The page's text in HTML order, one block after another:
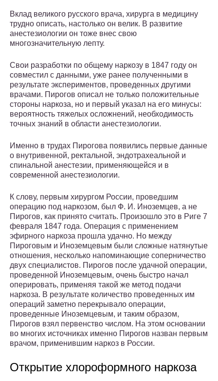
Вклад великого русского врача, хирурга в медицину
трудно описать, настолько он велик. В развитие
анестезиологии он тоже внес свою
многозначительную лепту.
Свои разработки по общему наркозу в 1847 году он
совместил с данными, уже ранее полученными в
результате экспериментов, проведенных другими
врачами. Пирогов описал не только положительные
стороны наркоза, но и первый указал на его минусы:
вероятность тяжелых осложнений, необходимость
точных знаний в области анестезиологии.
Именно в трудах Пирогова появились первые данные
о внутривенной, ректальной, эндотрахеальной и
спинальной анестезии, применяющейся и в
современной анестезиологии.
К слову, первым хирургом России, проведшим
операцию под наркозом, был Ф. И. Иноземцев, а не
Пирогов, как принято считать. Произошло это в Риге 7
февраля 1847 года. Операция с применением
эфирного наркоза прошла удачно. Но между
Пироговым и Иноземцевым были сложные натянутые
отношения, несколько напоминающие соперничество
двух специалистов. Пирогов после удачной операции,
проведенной Иноземцевым, очень быстро начал
оперировать, применяя такой же метод подачи
наркоза. В результате количество проведенных им
операций заметно перекрывало операции,
проведенные Иноземцевым, и таким образом,
Пирогов взял первенство числом. На этом основании
во многих источниках именно Пирогов назван первым
врачом, применившим наркоз в России.
Открытие хлороформного наркоза